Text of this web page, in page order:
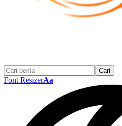
Font ResizerAa